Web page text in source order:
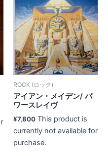
ROCK (ロック)
アイアン・メイデン/ パ
ワースレイヴ
¥7,800 This product is
currently not available for
purchase.